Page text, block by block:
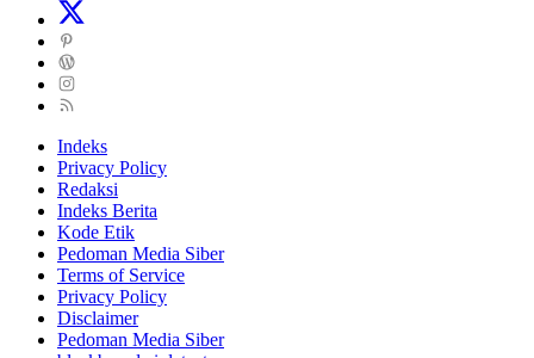
Indeks
Privacy Policy
Redaksi
Indeks Berita
Kode Etik
Pedoman Media Siber
Terms of Service
Privacy Policy
Disclaimer
Pedoman Media Siber